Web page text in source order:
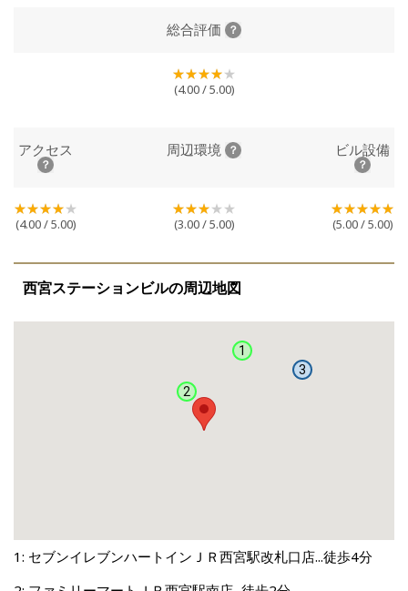
総合評価
(4.00 / 5.00)
アクセス 周辺環境 ビル設備
(4.00 / 5.00) (3.00 / 5.00) (5.00 / 5.00)
西宮ステーションビルの周辺地図
1
2
3
1: セブンイレブンハートインＪＲ西宮駅改札口店...徒歩4分